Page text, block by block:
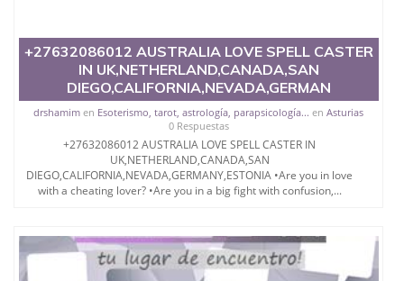
约大学为学生们提供本科、硕士及博士学位。学校的
专业课程包括：会计学、MBA、财务、教育、建筑工
程、经济、医学、护理、文学、音乐、生物学、统计
学、美术、电子工程、天文学、农业、环境污染控
制、历史、电气工程、生物工程、建筑设计、工商管
理、材料科学、机械工程、航天工程、土木工程、数
学、化学、英语、社会科学、心理学、戏剧、市场营
销、机械工程、计算机科学、物理学、人工智能、商
科、金融专业 1、客户提供相关材料，确定客户办理
信息，给出操作方案； 2、补充毕业证成绩单等相关
料； 5、等待结果，完成结果书留服直接邮寄给客户
6、客户确认收到结果，付余款。 我们对海外大学及
+27632086012 AUSTRALIA LOVE SPELL CASTER
IN UK,NETHERLAND,CANADA,SAN
DIEGO,CALIFORNIA,NEVADA,GERMAN
drshamim en Esoterismo, tarot, astrología, parapsicología... enAsturias
0 Respuestas
+27632086012 AUSTRALIA LOVE SPELL CASTER IN
UK,NETHERLAND,CANADA,SAN
DIEGO,CALIFORNIA,NEVADA,GERMANY,ESTONIA •Are you in love
with a cheating lover? •Are you in a big fight with confusion,...